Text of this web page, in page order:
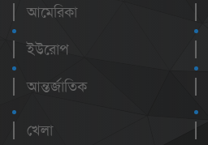
আমেরিকা
ইউরোপ
আন্তর্জাতিক
খেলা